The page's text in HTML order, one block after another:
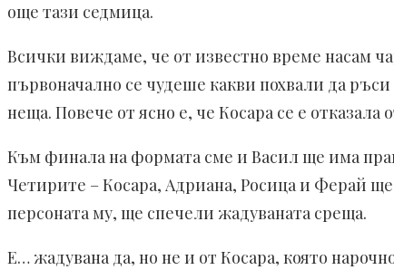
още тази седмица.
Всички виждаме, че от известно време насам
първоначално се чудеше какви похвали да
неща. Повече от ясно е, че Косара се е
Към финала на формата сме и Васил ще има
Четирите – Косара, Адриана, Росица и Ферай
персоната му, ще спечели жадуваната среща.
Е… жадувана да, но не и от Косара, която